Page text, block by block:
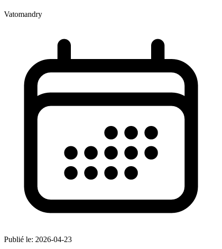
Vatomandry
Publié le: 2026-04-23